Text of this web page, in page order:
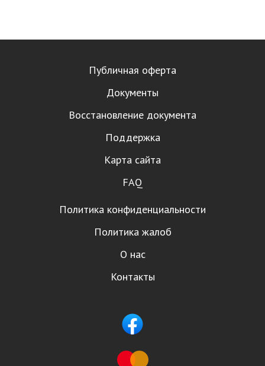
Публичная оферта
Документы
Восстановление документа
Поддержка
Карта сайта
FAQ
Политика конфиденциальности
Политика жалоб
О нас
Контакты